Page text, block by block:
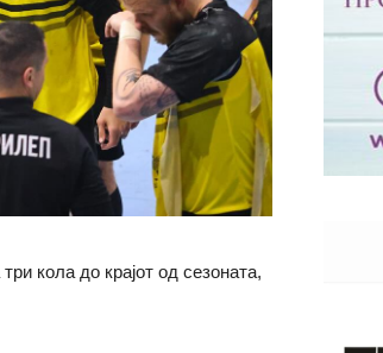
кола до крајот од сезоната,